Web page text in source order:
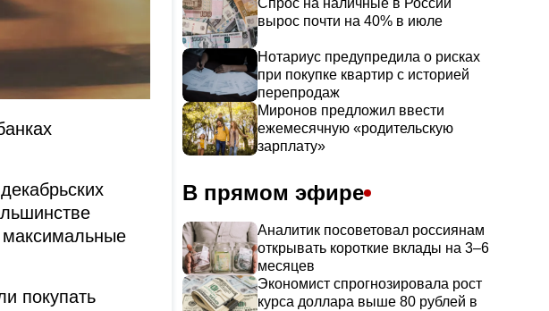
покупать
Спрос на наличные в России
вырос почти на 40% в июле
Нотариус предупредила о рисках
при покупке квартир с историей
перепродаж
Миронов предложил ввести
ежемесячную «родительскую
зарплату»
В прямом эфире
Аналитик посоветовал россиянам
открывать короткие вклады на 3–6
месяцев
Экономист спрогнозировала рост
курса доллара выше 80 рублей в